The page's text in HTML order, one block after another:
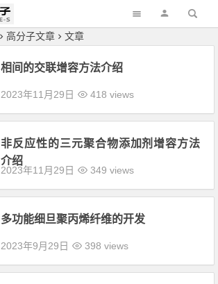
高分子文章 文章
相间的交联增容方法介绍
2023年11月29日 418 views
非反应性的三元聚合物添加剂增容方法
介绍
2023年11月29日 349 views
多功能细旦聚丙烯纤维的开发
2023年9月29日 398 views